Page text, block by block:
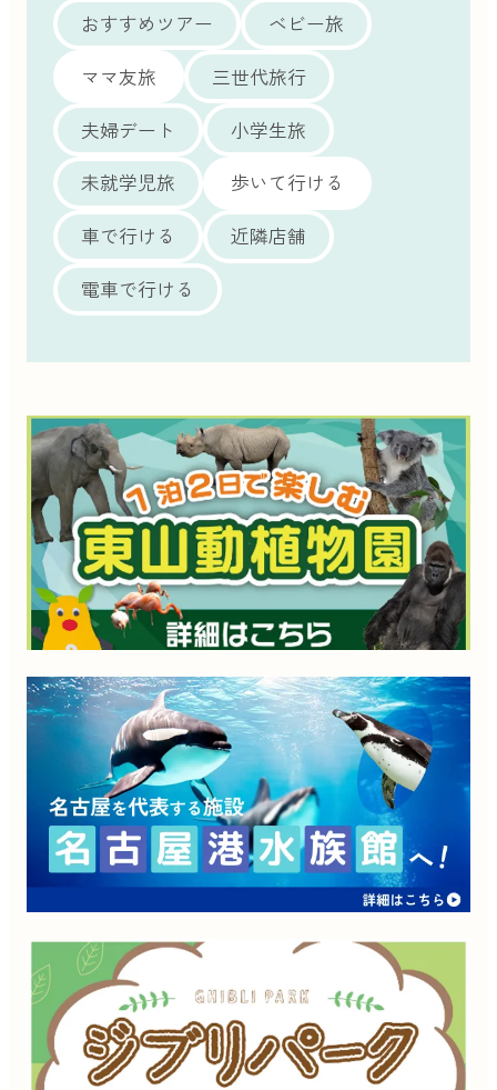
おすすめツアー
ベビー旅
ママ友旅
三世代旅行
夫婦デート
小学生旅
未就学児旅
歩いて行ける
車で行ける
近隣店舗
電車で行ける